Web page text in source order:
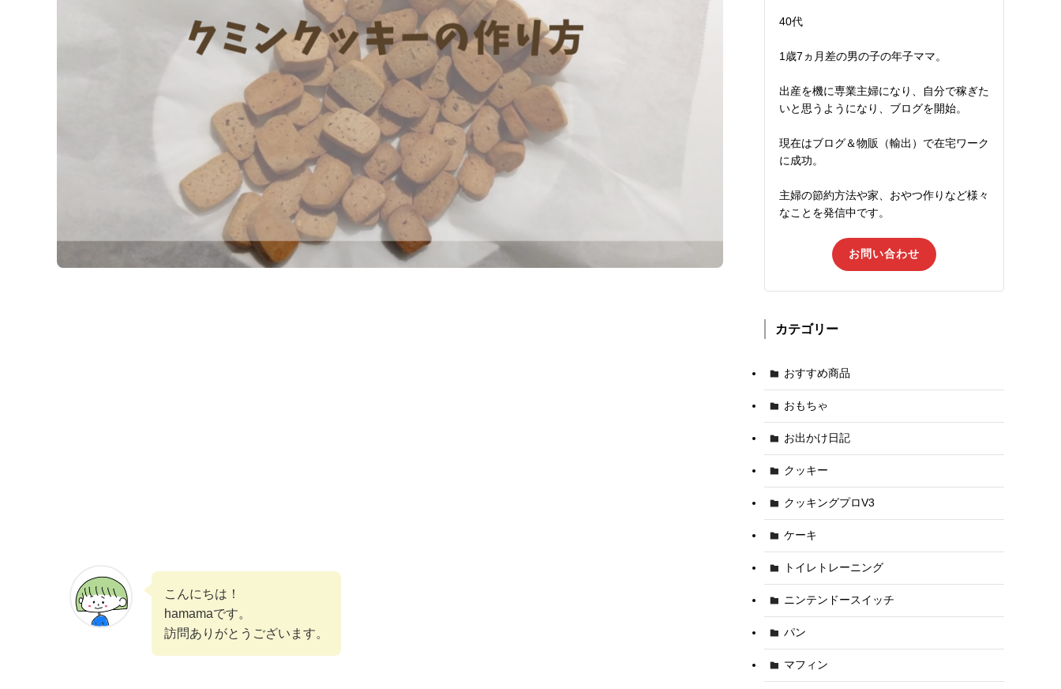
こんにちは！
hamamaです。
訪問ありがとうございます。
40代
1歳7ヵ月差の男の子の年子ママ。
出産を機に専業主婦になり、自分で稼ぎた
いと思うようになり、ブログを開始。
現在はブログ＆物販（輸出）で在宅ワーク
に成功。
主婦の節約方法や家、おやつ作りなど様々
なことを発信中です。
お問い合わせ
カテゴリー
おすすめ商品
おもちゃ
お出かけ日記
クッキー
クッキングプロV3
ケーキ
トイレトレーニング
ニンテンドースイッチ
パン
マフィン